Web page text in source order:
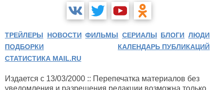
ТРЕЙЛЕРЫ НОВОСТИ ФИЛЬМЫ СЕРИАЛЫ БЛОГИ ЛЮДИ
ПОДБОРКИ
КАЛЕНДАРЬ ПУБЛИКАЦИЙ
СТАТИСТИКА MAIL.RU
Издается с 13/03/2000 :: Перепечатка материалов без